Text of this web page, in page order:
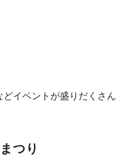
イベントが盛りだくさん
つり